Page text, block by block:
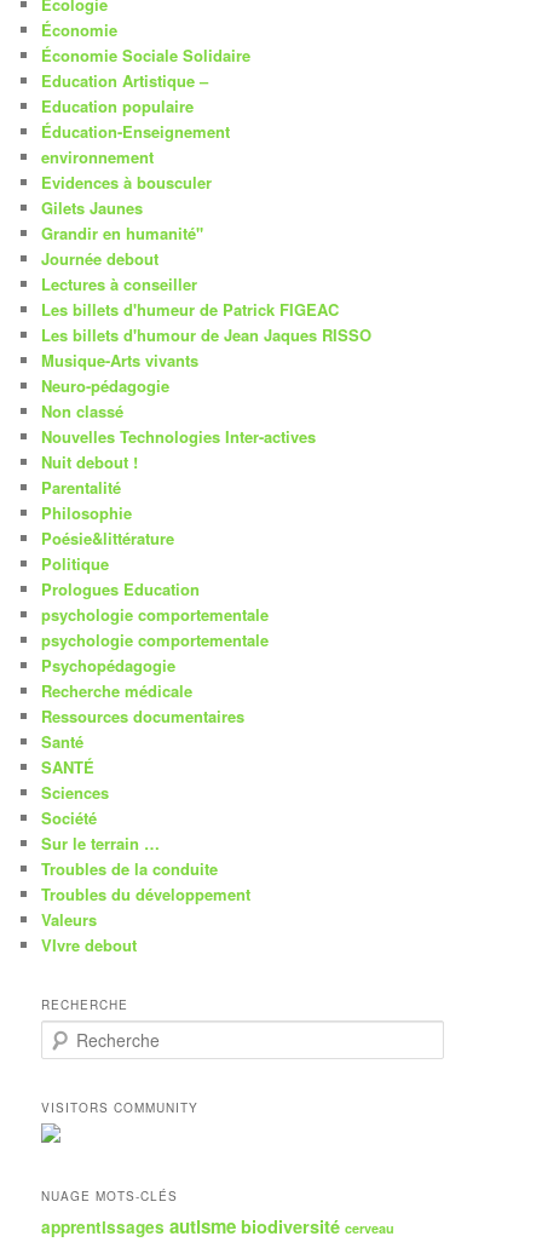
Économie
Économie Sociale Solidaire
Education Artistique –
Education populaire
Éducation-Enseignement
environnement
Evidences à bousculer
Gilets Jaunes
Grandir en humanité"
Journée debout
Lectures à conseiller
Les billets d'humeur de Patrick FIGEAC
Les billets d'humour de Jean Jaques RISSO
Musique-Arts vivants
Neuro-pédagogie
Non classé
Nouvelles Technologies Inter-actives
Nuit debout !
Parentalité
Philosophie
Poésie&littérature
Politique
Prologues Education
psychologie comportementale
psychologie comportementale
Psychopédagogie
Recherche médicale
Ressources documentaires
Santé
SANTÉ
Sciences
Société
Sur le terrain …
Troubles de la conduite
Troubles du développement
Valeurs
VIvre debout
RECHERCHE
e
h
e
r
h
VISITORS COMMUNITY
NUAGE MOTS-CLÉS
apprentissages autisme biodiversité cerveau